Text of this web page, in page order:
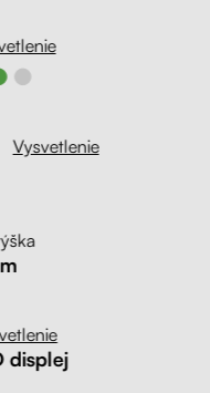
Vysvetlenie
displej